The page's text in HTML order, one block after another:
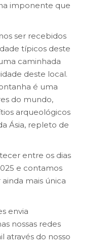
imponente que
ser recebidos
típicos deste
caminhada
deste local.
é uma
do mundo,
arqueológicos
Ásia, repleto de
entre os dias
e contamos
mais única
envia
nossas redes
através do nosso